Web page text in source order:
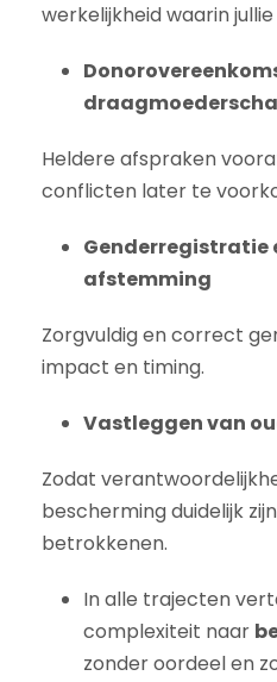
werkelijkheid waarin
Heldere afspraken
conflicten later te
Genderregistratie
afstemming
Zorgvuldig en correct
impact en timing.
Vastleggen van
Zodat
bescherming duidelijk
betrokkenen.
In alle trajecten
complexiteit naar
zonder oordeel en